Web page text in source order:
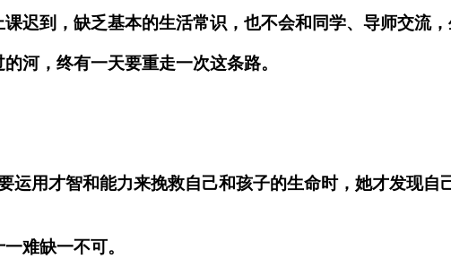
迟到，缺乏基本的生活常识，也不会和同学、导师交流，
河，终有一天要重走一次这条路。
用才智和能力来挽救自己和孩子的生命时，她才发现自
难缺一不可。